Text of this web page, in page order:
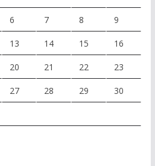
6 7 8 9
13 14 15 16
20 21 22 23
27 28 29 30